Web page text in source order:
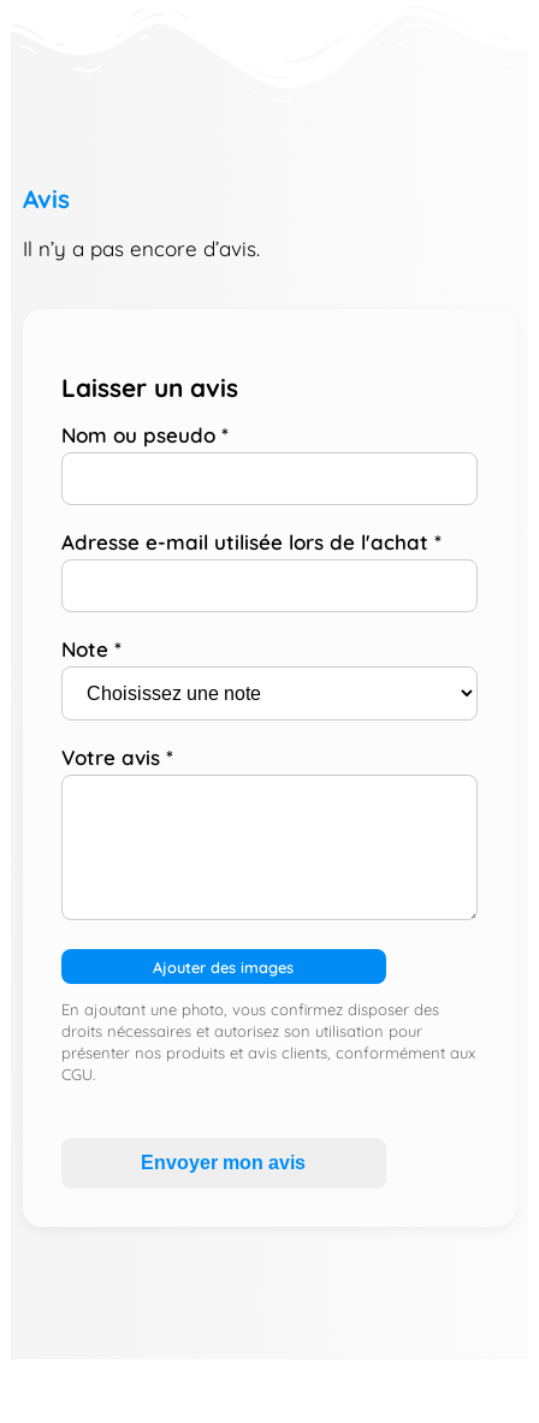
Avis
Il n’y a pas encore d’avis.
Laisser un avis
Nom ou pseudo *
Adresse e-mail utilisée lors de l'achat *
Note *
Votre avis *
Ajouter des images
En ajoutant une photo, vous confirmez disposer des
droits nécessaires et autorisez son utilisation pour
présenter nos produits et avis clients, conformément aux
CGU.
Envoyer mon avis